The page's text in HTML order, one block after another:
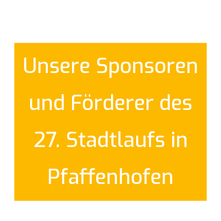
Unsere Sponsoren
und Förderer des
27. Stadtlaufs in
Pfaffenhofen